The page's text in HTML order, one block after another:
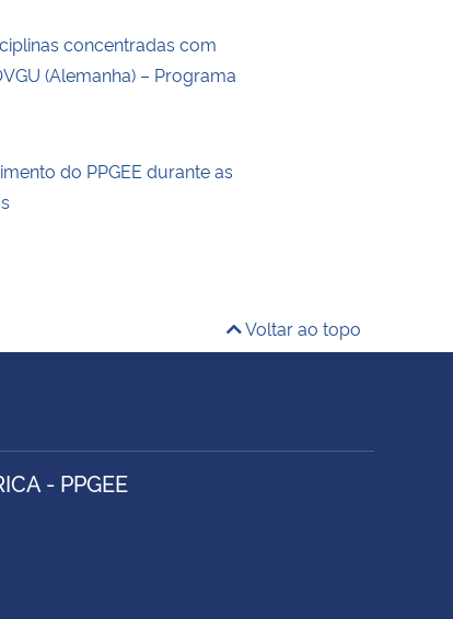
concentradas com
(Alemanha) – Programa
do PPGEE durante as
Voltar ao topo
- PPGEE